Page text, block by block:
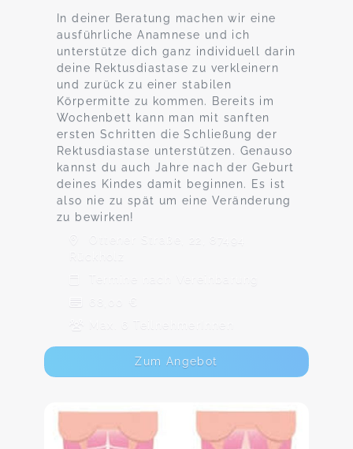
In deiner Beratung machen wir eine
ausführliche Anamnese und ich
unterstütze dich ganz individuell darin
deine Rektusdiastase zu verkleinern
und zurück zu einer stabilen
Körpermitte zu kommen. Bereits im
Wochenbett kann man mit sanften
ersten Schritten die Schließung der
Rektusdiastase unterstützen. Genauso
kannst du auch Jahre nach der Geburt
deines Kindes damit beginnen. Es ist
also nie zu spät um eine Veränderung
zu bewirken!
Ottener Straße, 22, 87494
Rückholz
Termine nach Vereinbarung
68,00 €
Max. 6 TeilnehmerInnen
Zum Angebot